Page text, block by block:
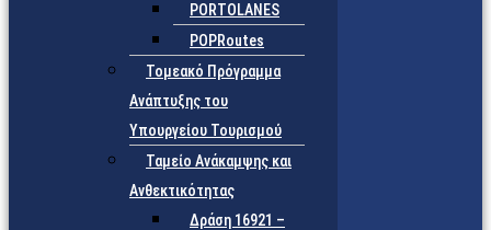
PORTOLANES
POPRoutes
Τομεακό Πρόγραμμα
Ανάπτυξης του
Υπουργείου Τουρισμού
Ταμείο Ανάκαμψης και
Ανθεκτικότητας
Δράση 16921 –